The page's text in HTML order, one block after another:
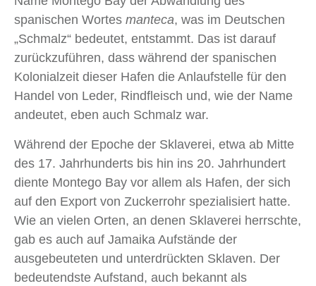
spanischen Wortes manteca, was im Deutschen
„Schmalz“ bedeutet, entstammt. Das ist darauf
zurückzuführen, dass während der spanischen
Kolonialzeit dieser Hafen die Anlaufstelle für den
Handel von Leder, Rindfleisch und, wie der Name
andeutet, eben auch Schmalz war.
Während der Epoche der Sklaverei, etwa ab Mitte
des 17. Jahrhunderts bis hin ins 20. Jahrhundert
diente Montego Bay vor allem als Hafen, der sich
auf den Export von Zuckerrohr spezialisiert hatte.
Wie an vielen Orten, an denen Sklaverei herrschte,
gab es auch auf Jamaika Aufstände der
ausgebeuteten und unterdrückten Sklaven. Der
bedeutendste Aufstand, auch bekannt als